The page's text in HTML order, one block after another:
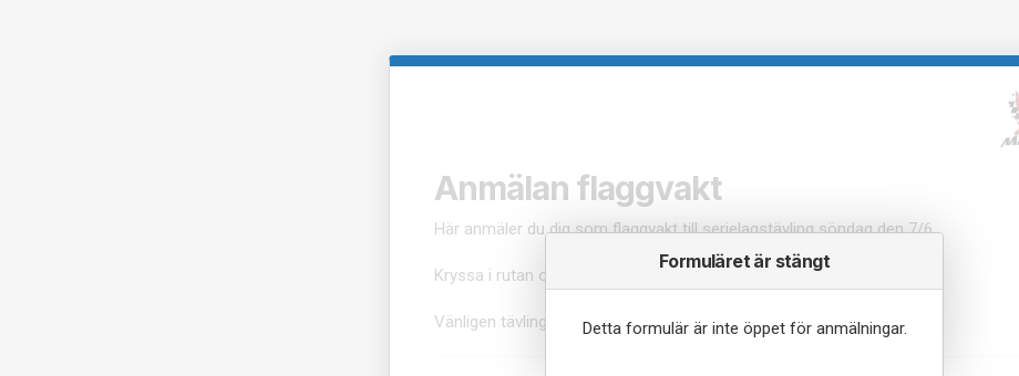
Formuläret är stängt
Detta formulär är inte öppet för anmälningar.
Anmälan flaggvakt
Här anmäler du dig som flaggvakt till serielagstävling söndag den 7/6
Kryssa i rutan och anmäl dig.
Vänligen tävlingssektionen för HMCK.